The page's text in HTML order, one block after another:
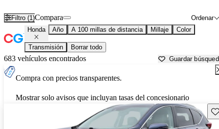
Filtro (1) Ordenar
Compara
Honda Año A 100 millas de distancia Millaje Color
Transmisión Borrar todo
683 vehículos encontrados Guardar
Compra con precios transparentes.
Mostrar solo avisos que incluyan tasas del concesionario